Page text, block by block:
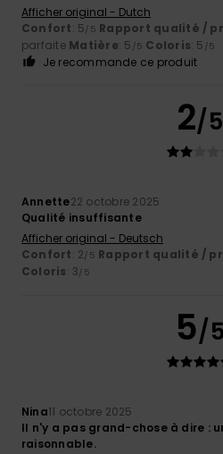
Afficher original - Dutch
Confort: 5/5 Rapport qualité /
parfaite Matière: 5 /5 Coloris: 5 /5
Je recommande ce produit
2/5
Annette22 octobre 2025
Qualité insuffisante
Afficher original - Deutsch
Confort: 2/5 Rapport qualité /
Coloris: 3/5
5/5
Nina11 octobre 2025
Il n'y a pas grand-chose à dire :
raisonnable.